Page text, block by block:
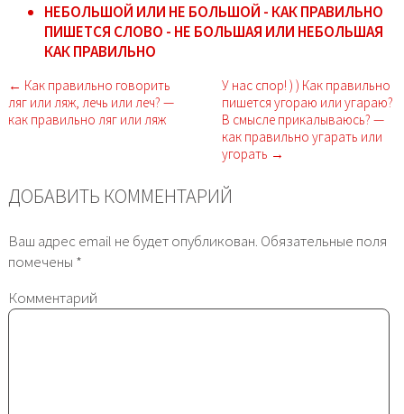
НЕБОЛЬШОЙ ИЛИ НЕ БОЛЬШОЙ - КАК ПРАВИЛЬНО
ПИШЕТСЯ СЛОВО - НЕ БОЛЬШАЯ ИЛИ НЕБОЛЬШАЯ
КАК ПРАВИЛЬНО
← Как правильно говорить
ляг или ляж, лечь или леч? —
как правильно ляг или ляж
У нас спор! ) ) Как правильно
пишется угораю или угараю?
В смысле прикалываюсь? —
как правильно угарать или
угорать →
ДОБАВИТЬ КОММЕНТАРИЙ
Ваш адрес email не будет опубликован. Обязательные поля
помечены *
Комментарий